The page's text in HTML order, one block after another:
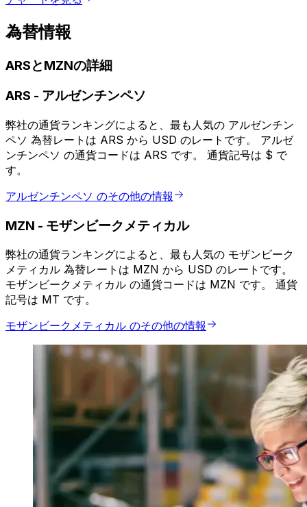
為替情報
ARSとMZNの詳細
ARS - アルゼンチンペソ
弊社の通貨ランキングによると、最も人気の アルゼンチン
ペソ 為替レートは ARS から USD のレートです。 アルゼ
ンチンペソ の通貨コードは ARS です。 通貨記号は $ で
す。
アルゼンチンペソ のその他の情報
MZN - モザンビークメティカル
弊社の通貨ランキングによると、最も人気の モザンビーク
メティカル 為替レートは MZN から USD のレートです。
モザンビークメティカル の通貨コードは MZN です。 通貨
記号は MT です。
モザンビークメティカル のその他の情報